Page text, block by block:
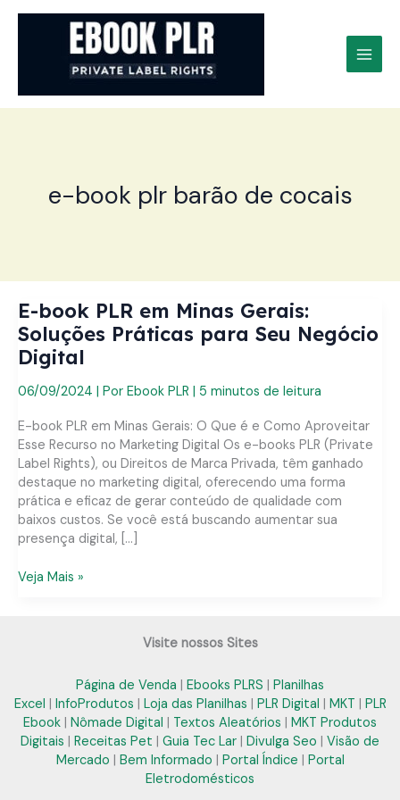
e-book plr barão de cocais
E-book PLR em Minas Gerais:
Soluções Práticas para Seu Negócio
Digital
06/09/2024 | Por Ebook PLR 5 minutos de leitura
E-book PLR em Minas Gerais: O Que é e Como Aproveitar
Esse Recurso no Marketing Digital Os e-books PLR (Private
Label Rights), ou Direitos de Marca Privada, têm ganhado
destaque no marketing digital, oferecendo uma forma
prática e eficaz de gerar conteúdo de qualidade com
baixos custos. Se você está buscando aumentar sua
presença digital, […]
E-
Práticas
para
Seu
Negócio
Veja Mais »
Visite nossos Sites
Página de Venda | Ebooks PLRS | Planilhas
Excel | InfoProdutos | Loja das Planilhas | PLR Digital | MKT | PLR
Ebook | Nômade Digital | Textos Aleatórios | MKT Produtos
Digitais | Receitas Pet | Guia Tec Lar | Divulga Seo | Visão de
Mercado | Bem Informado | Portal Índice | Portal
Eletrodomésticos